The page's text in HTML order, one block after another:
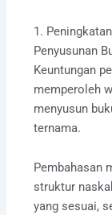
1.
Penyusunan
Keuntungan
memperoleh
menyusun
ternama.
Pembahasan
struktur
yang sesuai,